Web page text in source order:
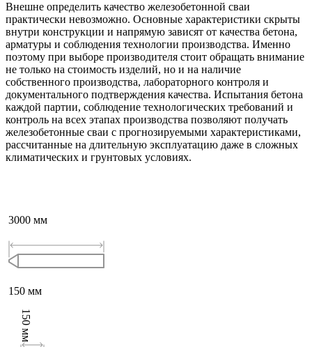
Внешне определить качество железобетонной сваи
практически невозможно. Основные характеристики скрыты
внутри конструкции и напрямую зависят от качества бетона,
арматуры и соблюдения технологии производства. Именно
поэтому при выборе производителя стоит обращать внимание
не только на стоимость изделий, но и на наличие
собственного производства, лабораторного контроля и
документального подтверждения качества. Испытания бетона
каждой партии, соблюдение технологических требований и
контроль на всех этапах производства позволяют получать
железобетонные сваи с прогнозируемыми характеристиками,
рассчитанные на длительную эксплуатацию даже в сложных
климатических и грунтовых условиях.
3000 мм
150 мм
150
мм